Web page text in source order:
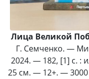
Лица Великой
Г. Семченко. —
2024. — 182, [1] с. :
25 см. — 12+. — 3000